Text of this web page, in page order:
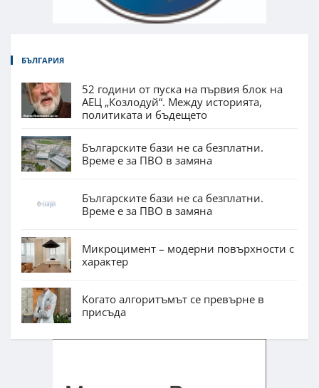
БЪЛГАРИЯ
52 години от пуска на първия блок на
АЕЦ „Козлодуй“. Между историята,
политиката и бъдещето
Българските бази не са безплатни.
Време е за ПВО в замяна
Българските бази не са безплатни.
Време е за ПВО в замяна
Микроцимент – модерни повърхности с
характер
Когато алгоритъмът се превърне в
присъда